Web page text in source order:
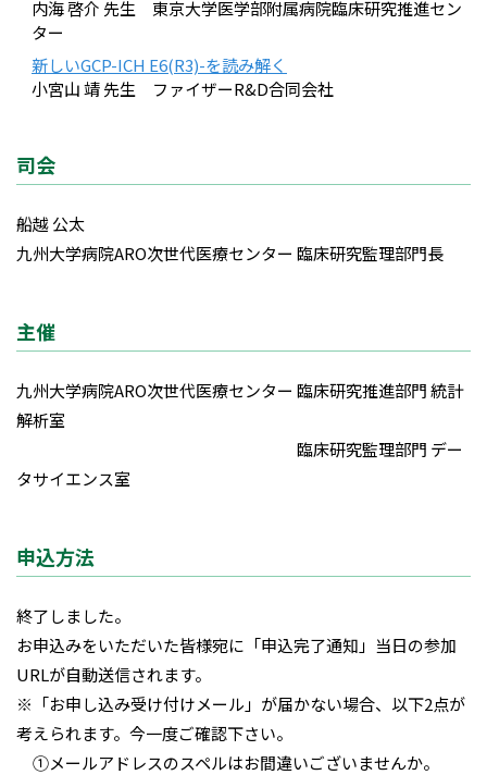
内海 啓介 先生 東京大学医学部附属病院臨床研究推進セン
ター
新しいGCP-ICH E6(R3)-を読み解く
小宮山 靖 先生 ファイザーR&D合同会社
司会
船越 公太
九州大学病院ARO次世代医療センター 臨床研究監理部門長
主催
九州大学病院ARO次世代医療センター 臨床研究推進部門 統計
解析室
臨床研究監理部門 デー
タサイエンス室
申込方法
終了しました。
お申込みをいただいた皆様宛に「申込完了通知」当日の参加
URLが自動送信されます。
※「お申し込み受け付けメール」が届かない場合、以下2点が
考えられます。今一度ご確認下さい。
①メールアドレスのスペルはお間違いございませんか。